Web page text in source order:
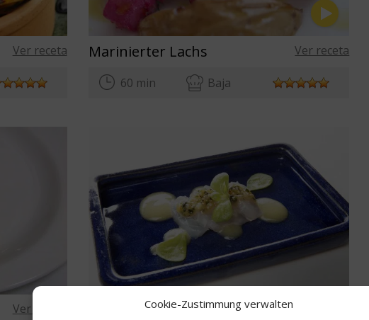
Cookie-Zustimmung verwalten
Ver receta Marinierter Lachs Ver receta
60 min Baja
Ver receta Olivenöl aus Spanien, Yuzu mit Combava